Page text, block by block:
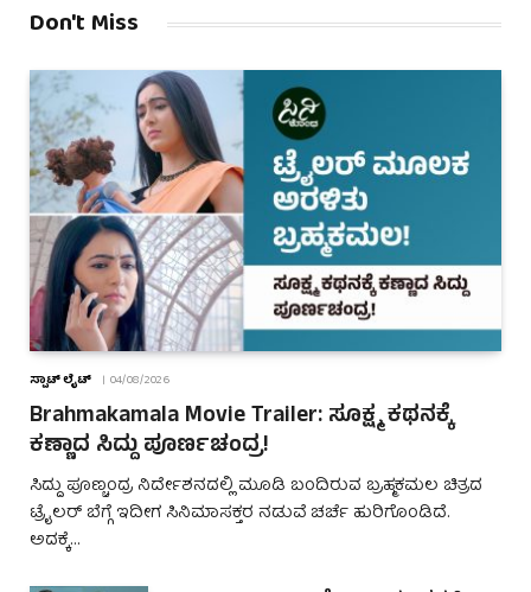
Don't Miss
ಸ್ಪಾಟ್ ಲೈಟ್ 04/08/2026
Brahmakamala Movie Trailer: ಸೂಕ್ಷ್ಮ ಕಥನಕ್ಕೆ
ಕಣ್ಣಾದ ಸಿದ್ದು ಪೂರ್ಣಚಂದ್ರ!
ಸಿದ್ದು ಪೂಣ್ಚಂದ್ರ ನಿರ್ದೇಶನದಲ್ಲಿ ಮೂಡಿ ಬಂದಿರುವ ಬ್ರಹ್ಮಕಮಲ ಚಿತ್ರದ
ಟ್ರೈಲರ್ ಬೆಗ್ಗೆ ಇದೀಗ ಸಿನಿಮಾಸಕ್ತರ ನಡುವೆ ಚರ್ಚೆ ಹುರಿಗೊಂಡಿದೆ.
ಅದಕ್ಕೆ…